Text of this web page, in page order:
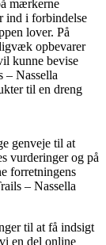
mærkerne
ind i forbindelse
lover. På
opbevarer
kunne bevise
– Nassella
til en dreng
genveje til at
vurderinger og på
forretningens
– Nassella
til at få indsigt
en del online